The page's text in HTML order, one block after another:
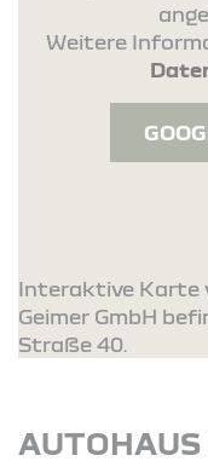
Weitere
Interaktive Karte
Geimer GmbH
Straße 40.
AUTOHAUS